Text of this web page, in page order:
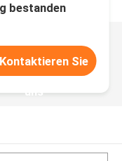
bestanden
Kontaktieren Sie
uns